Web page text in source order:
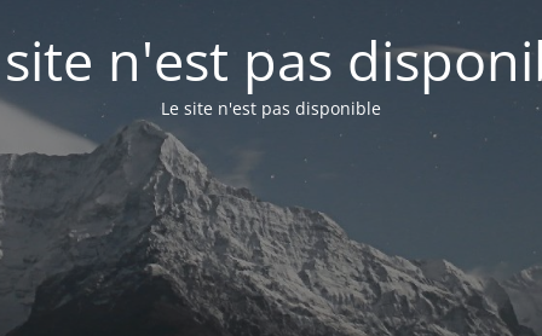
n'est pas
Le site n'est pas disponible